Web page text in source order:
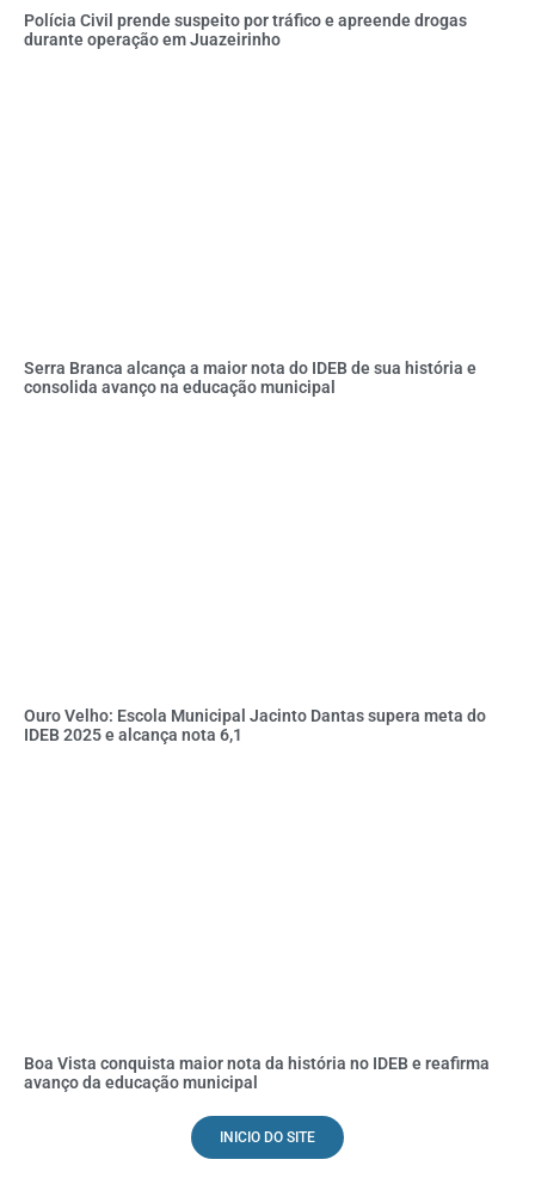
Polícia Civil prende suspeito por tráfico e apreende drogas
durante operação em Juazeirinho
Serra Branca alcança a maior nota do IDEB de sua história e
consolida avanço na educação municipal
Ouro Velho: Escola Municipal Jacinto Dantas supera meta do
IDEB 2025 e alcança nota 6,1
Boa Vista conquista maior nota da história no IDEB e reafirma
avanço da educação municipal
INICIO DO SITE